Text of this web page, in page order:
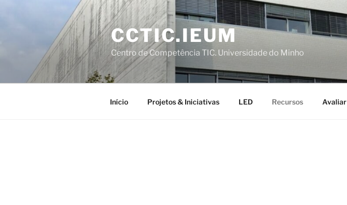
CCTIC.IEUM
Centro de Competência TIC. Universidade do Minho
Início Projetos & Iniciativas LED Recursos Avaliar